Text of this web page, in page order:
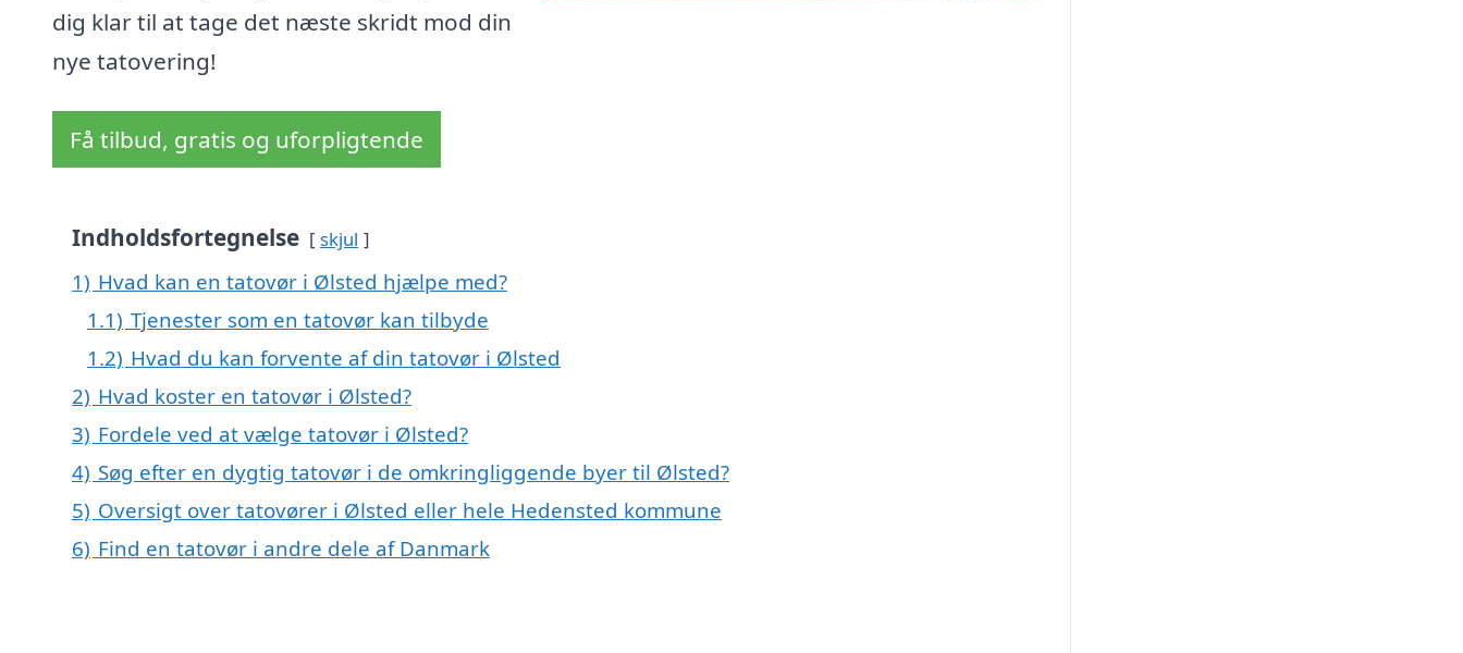
dig klar til at tage det næste skridt mod din
nye tatovering!
Få tilbud, gratis og uforpligtende
Indholdsfortegnelse skjul
1) Hvad kan en tatovør i Ølsted hjælpe med?
1.1) Tjenester som en tatovør kan tilbyde
1.2) Hvad du kan forvente af din tatovør i Ølsted
2) Hvad koster en tatovør i Ølsted?
3) Fordele ved at vælge tatovør i Ølsted?
4) Søg efter en dygtig tatovør i de omkringliggende byer til Ølsted?
5) Oversigt over tatovører i Ølsted eller hele Hedensted kommune
6) Find en tatovør i andre dele af Danmark